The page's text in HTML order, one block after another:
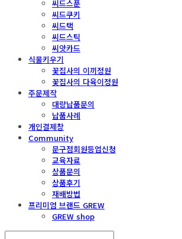
씨드스푼
씨드쿠키
씨드택
씨드스틱
씨앗카드
식물키우기
꽃집사의 이끼정원
꽃집사의 다육이정원
주문제작
대량납품문의
납품사례
개인결제창
Community
문구점회원등업신청
교육자료
상품문의
상품후기
재배방법
프리미엄 브랜드 GREW
GREW shop